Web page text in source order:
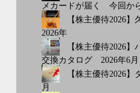
メカードが届く 今回か
【株主優待2026
2026年
【株主優待2026
交換カタログ 2026年6月
【株主優待2026
月